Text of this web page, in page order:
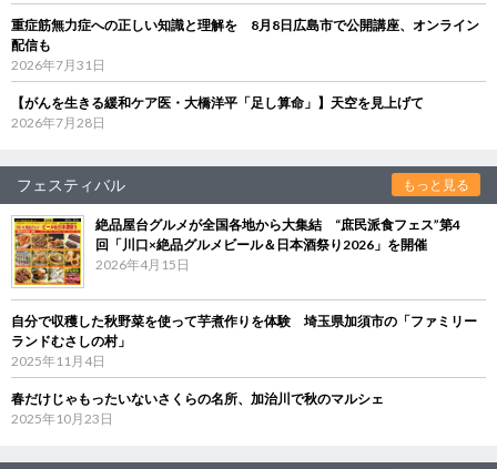
重症筋無力症への正しい知識と理解を 8月8日広島市で公開講座、オンライン
配信も
2026年7月31日
【がんを生きる緩和ケア医・大橋洋平「足し算命」】天空を見上げて
2026年7月28日
フェスティバル もっと見る
絶品屋台グルメが全国各地から大集結 “庶民派食フェス”第4
回「川口×絶品グルメビール＆日本酒祭り2026」を開催
2026年4月15日
自分で収穫した秋野菜を使って芋煮作りを体験 埼玉県加須市の「ファミリー
ランドむさしの村」
2025年11月4日
春だけじゃもったいないさくらの名所、加治川で秋のマルシェ
2025年10月23日